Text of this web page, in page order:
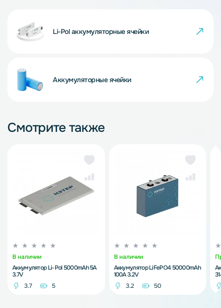
Li-Pol аккумуляторные ячейки
Аккумуляторные ячейки
Смотрите также
В наличии
Аккумулятор Li-Pol 5000mAh 5A
3.7V
3.7
5
В наличии
Аккумулятор LiFePO4 50000mAh
100A 3.2V
3.2
50